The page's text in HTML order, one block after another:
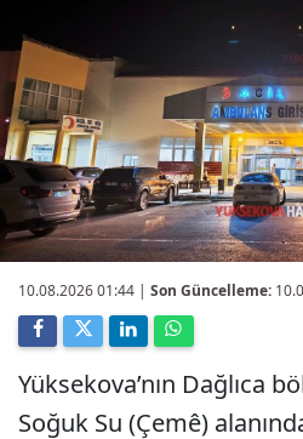
10.08.2026 01:44 | Son Güncelleme:
Yüksekova’nın Dağlıca
Soğuk Su (Çemê)